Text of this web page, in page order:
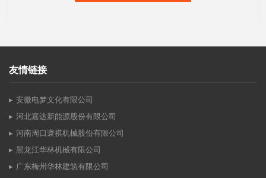
友情链接
安徽电梦文化有限公司
河北嘉达新能源股份有限公司
河南周口寰祺机械股份有限公司
黑龙江华林机械有限公司
广东梅州华林建筑有限公司